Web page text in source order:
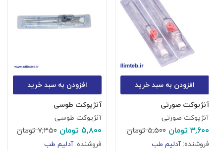
افزودن به سبد خرید
آنژیوکت صورتی
آنژیوکت صورتی
۳,۶۰۰تومان۵,۵۰۰تومان
فروشنده:آدلیم طب
افزودن به سبد خرید
آنژیوکت طوسی
آنژیوکت طوسی
۵,۸۰۰تومان۷,۳۵۰تومان
فروشنده:آدلیم طب